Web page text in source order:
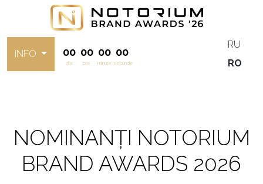
INFO 00
zile
00
ore
00
minute
00
secunde
RU
RO
NOMINANȚI NOTORIUM
BRAND AWARDS 2026